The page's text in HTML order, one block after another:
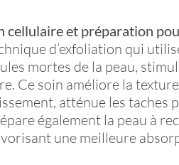
cellulaire et préparation
d’exfoliation qui
mortes de la peau,
Ce soin améliore la
atténue les taches
également la peau à
une meilleure